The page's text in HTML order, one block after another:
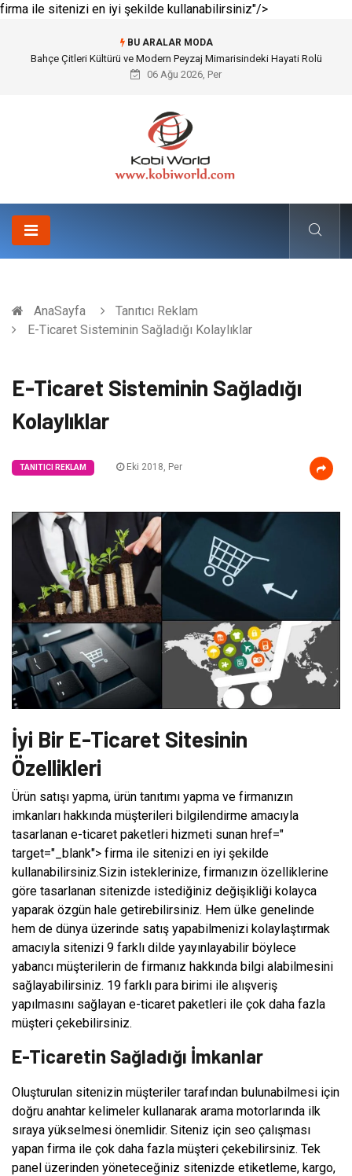
firma ile sitenizi en iyi şekilde kullanabilirsiniz"/>
BU ARALAR MODA
Komple Tır Taşımacılığı İle Kesintisiz ve Güvenli Lojistik Çözümleri
06 Ağu 2026, Per
AnaSayfa
Tanıtıcı Reklam
E-Ticaret Sisteminin Sağladığı Kolaylıklar
E-Ticaret Sisteminin Sağladığı
Kolaylıklar
TANITICI REKLAM Eki 2018, Per
İyi Bir E-Ticaret Sitesinin
Özellikleri
Ürün satışı yapma, ürün tanıtımı yapma ve firmanızın
imkanları hakkında müşterileri bilgilendirme amacıyla
tasarlanan e-ticaret paketleri hizmeti sunan href="
target="_blank"> firma ile sitenizi en iyi şekilde
kullanabilirsiniz.Sizin isteklerinize, firmanızın özelliklerine
göre tasarlanan sitenizde istediğiniz değişikliği kolayca
yaparak özgün hale getirebilirsiniz. Hem ülke genelinde
hem de dünya üzerinde satış yapabilmenizi kolaylaştırmak
amacıyla sitenizi 9 farklı dilde yayınlayabilir böylece
yabancı müşterilerin de firmanız hakkında bilgi alabilmesini
sağlayabilirsiniz. 19 farklı para birimi ile alışveriş
yapılmasını sağlayan e-ticaret paketleri ile çok daha fazla
müşteri çekebilirsiniz.
E-Ticaretin Sağladığı İmkanlar
Oluşturulan sitenizin müşteriler tarafından bulunabilmesi için
doğru anahtar kelimeler kullanarak arama motorlarında ilk
sıraya yükselmesi önemlidir. Siteniz için seo çalışması
yapan firma ile çok daha fazla müşteri çekebilirsiniz. Tek
panel üzerinden yöneteceğiniz sitenizde etiketleme, kargo,